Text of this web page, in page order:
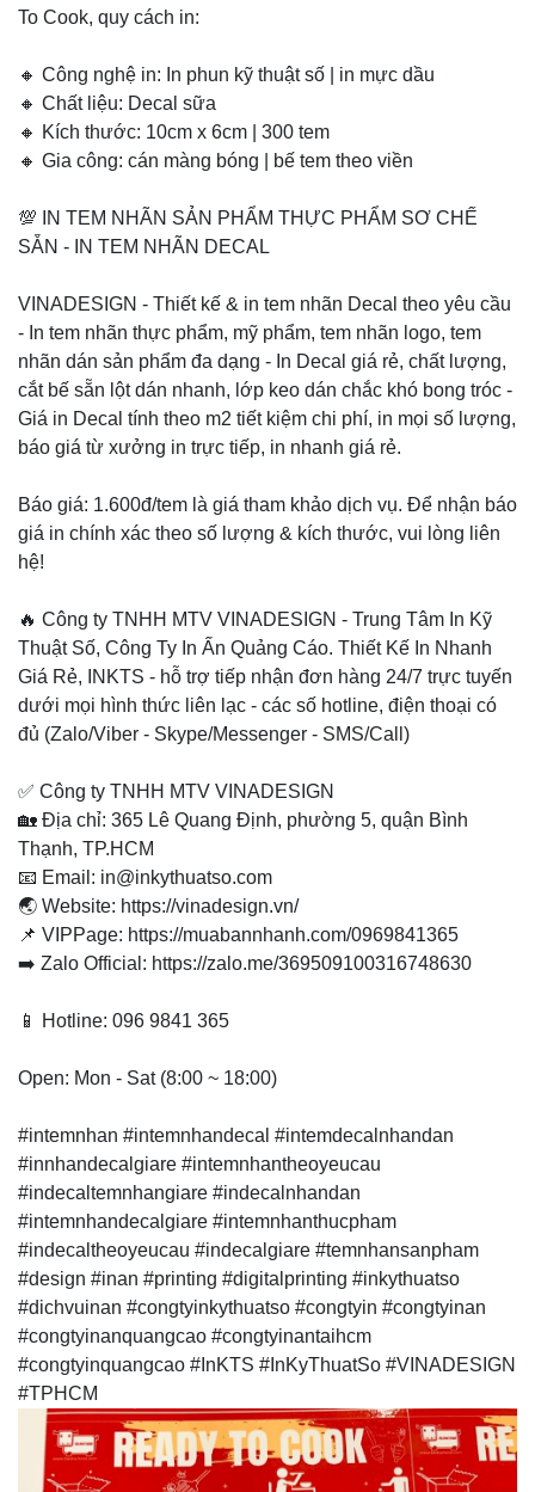
To Cook, quy cách in:
🔸 Công nghệ in: In phun kỹ thuật số | in mực dầu
🔸 Chất liệu: Decal sữa
🔸 Kích thước: 10cm x 6cm | 300 tem
🔸 Gia công: cán màng bóng | bế tem theo viền
💯 IN TEM NHÃN SẢN PHẨM THỰC PHẨM SƠ CHẾ
SẴN - IN TEM NHÃN DECAL
VINADESIGN - Thiết kế & in tem nhãn Decal theo yêu cầu
- In tem nhãn thực phẩm, mỹ phẩm, tem nhãn logo, tem
nhãn dán sản phẩm đa dạng - In Decal giá rẻ, chất lượng,
cắt bế sẵn lột dán nhanh, lớp keo dán chắc khó bong tróc -
Giá in Decal tính theo m2 tiết kiệm chi phí, in mọi số lượng,
báo giá từ xưởng in trực tiếp, in nhanh giá rẻ.
Báo giá: 1.600đ/tem là giá tham khảo dịch vụ. Để nhận báo
giá in chính xác theo số lượng & kích thước, vui lòng liên
hệ!
🔥 Công ty TNHH MTV VINADESIGN - Trung Tâm In Kỹ
Thuật Số, Công Ty In Ấn Quảng Cáo. Thiết Kế In Nhanh
Giá Rẻ, INKTS - hỗ trợ tiếp nhận đơn hàng 24/7 trực tuyến
dưới mọi hình thức liên lạc - các số hotline, điện thoại có
đủ (Zalo/Viber - Skype/Messenger - SMS/Call)
✅ Công ty TNHH MTV VINADESIGN
🏡 Địa chỉ: 365 Lê Quang Định, phường 5, quận Bình
Thạnh, TP.HCM
📧 Email: in@inkythuatso.com
🌏 Website: https://vinadesign.vn/
📌 VIPPage: https://muabannhanh.com/0969841365
➡️ Zalo Official: https://zalo.me/369509100316748630
📱 Hotline: 096 9841 365
Open: Mon - Sat (8:00 ~ 18:00)
#intemnhan #intemnhandecal #intemdecalnhandan
#innhandecalgiare #intemnhantheoyeucau
#indecaltemnhangiare #indecalnhandan
#intemnhandecalgiare #intemnhanthucpham
#indecaltheoyeucau #indecalgiare #temnhansanpham
#design #inan #printing #digitalprinting #inkythuatso
#dichvuinan #congtyinkythuatso #congtyin #congtyinan
#congtyinanquangcao #congtyinantaihcm
#congtyinquangcao #InKTS #InKyThuatSo #VINADESIGN
#TPHCM